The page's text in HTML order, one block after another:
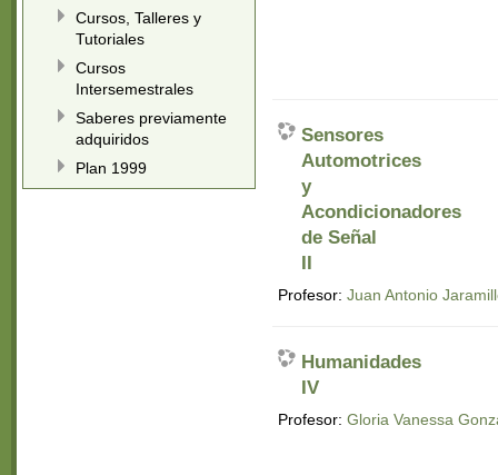
Sensores
Automotrices
y
Acondicionadores
de Señal
II
Profesor: Juan Antonio
Humanidades
IV
Profesor: Gloria Vanessa
Cursos, Talleres y
Tutoriales
Cursos
Intersemestrales
Saberes previamente
adquiridos
Plan 1999